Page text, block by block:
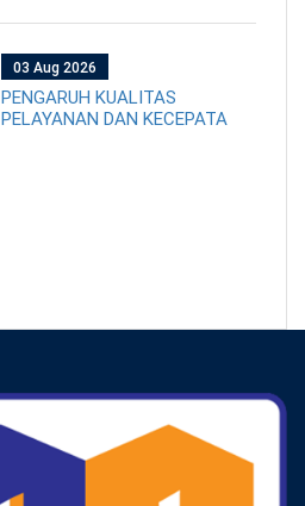
03 Aug 2026
PENGARUH KUALITAS
PELAYANAN DAN KECEPATA